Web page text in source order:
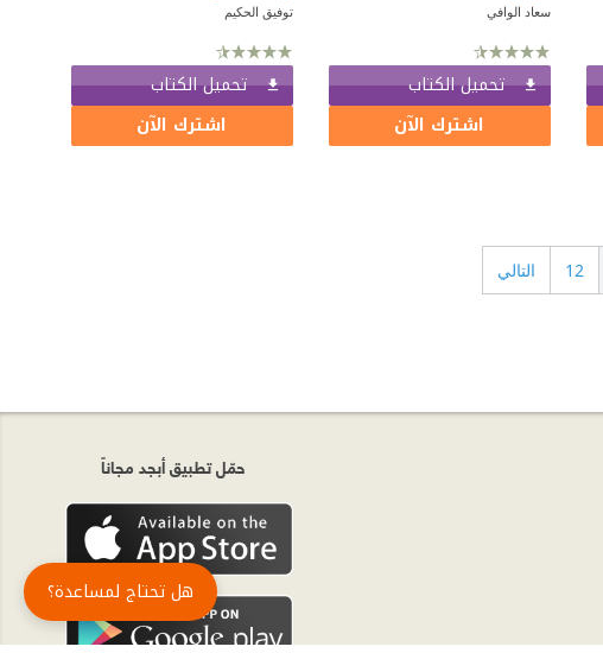
سعاد الوافي
تحميل الكتاب
اشترك الآن
توفيق الحكيم
تحميل الكتاب
اشترك الآن
12 التالي
حمّل تطبيق أبجد مجاناً
هل تحتاج لمساعدة؟